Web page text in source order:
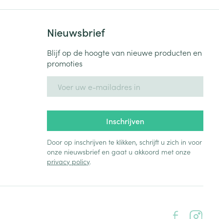
Nieuwsbrief
Blijf op de hoogte van nieuwe producten en
promoties
Inschrijven
Door op inschrijven te klikken, schrijft u zich in voor
onze nieuwsbrief en gaat u akkoord met onze
privacy policy.